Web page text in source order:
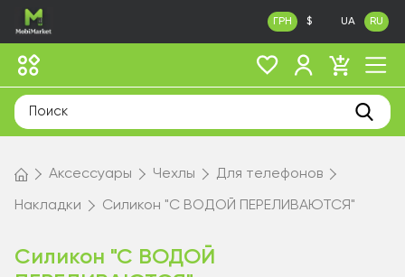
ГРН $ UA RU
Аксессуары Чехлы Для телефонов
Накладки Силикон "С ВОДОЙ ПЕРЕЛИВАЮТСЯ"
Силикон "С ВОДОЙ